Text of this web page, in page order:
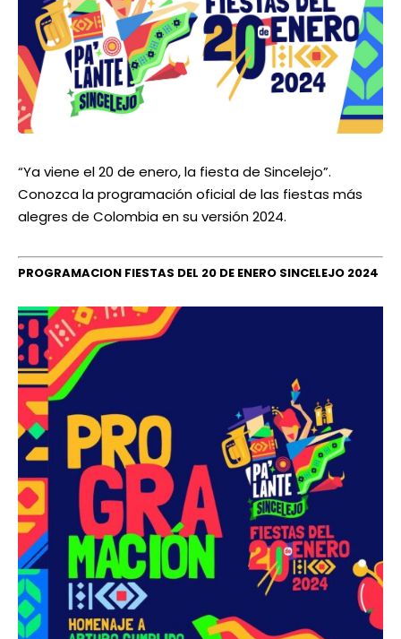
“Ya viene el 20 de enero, la fiesta de Sincelejo”.
Conozca la programación oficial de las fiestas más
alegres de Colombia en su versión 2024.
PROGRAMACION FIESTAS DEL 20 DE ENERO SINCELEJO 2024